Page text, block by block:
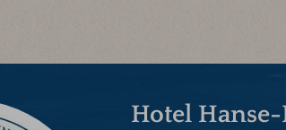
Hotel Hanse-